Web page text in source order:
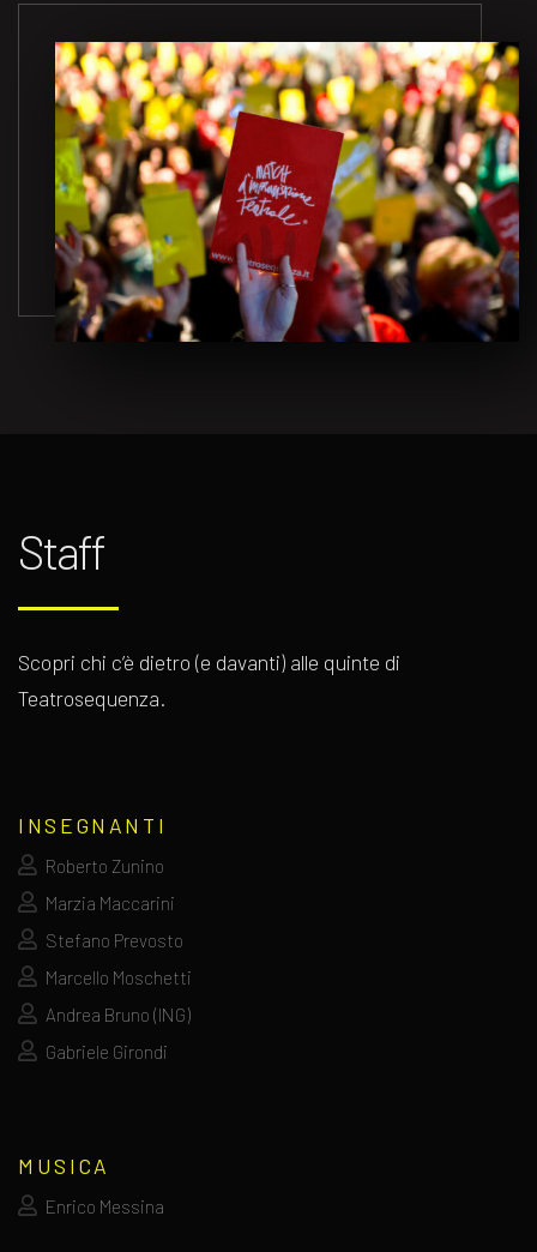
Staff
Scopri chi c’è dietro (e davanti) alle quinte di
Teatrosequenza.
INSEGNANTI
Roberto Zunino
Marzia Maccarini
Stefano Prevosto
Marcello Moschetti
Andrea Bruno (ING)
Gabriele Girondi
MUSICA
Enrico Messina